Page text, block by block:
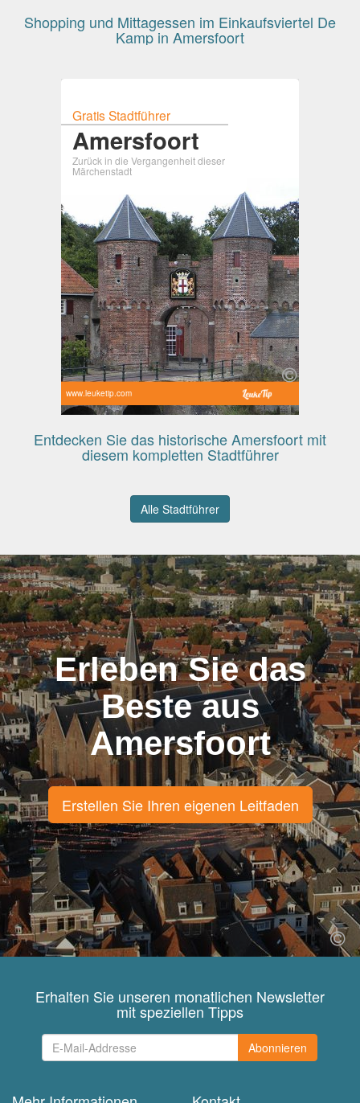
Shopping und Mittagessen im Einkaufsviertel De
Kamp in Amersfoort
Gratis Stadtführer
Amersfoort
Zurück in die Vergangenheit dieser
Märchenstadt
www.leuketip.com
Entdecken Sie das historische Amersfoort mit
diesem kompletten Stadtführer
Alle Stadtführer
Erleben Sie das
Beste aus
Amersfoort
Erstellen Sie Ihren eigenen Leitfaden
Erhalten Sie unseren monatlichen Newsletter
mit speziellen Tipps
Abonnieren